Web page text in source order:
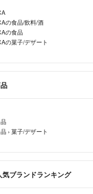
て頂く場合があります。
せて頂きます。
、クレーム、返品、返金は受
の為、神経質な方はご遠慮下
紛失、破損等の責任は負えま
こちらの不備となる場合は、
連絡下さい。
落としがあるかもしれません
の食品/飲料/酒
の食品
の菓子/デザート
› 菓子/デザート
ブランドランキング